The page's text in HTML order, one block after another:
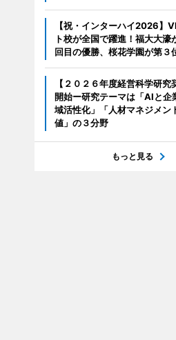
【祝・インターハイ2026】
ト校が全国で躍進！福大大濠
回目の優勝、桜花学園が第３
【２０２６年度経営科学研究
開始ー研究テーマは「AIと企
域活性化」「人材マネジメン
値」の３分野
もっと見る